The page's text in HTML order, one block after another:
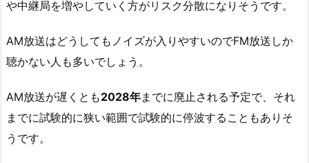
や中継局を増やしていく方がリスク分散になりそうです。
AM放送はどうしてもノイズが入りやすいのでFM放送しか
聴かない人も多いでしょう。
AM放送が遅くとも2028年までに廃止される予定で、それ
までに試験的に狭い範囲で試験的に停波することもありそ
うです。